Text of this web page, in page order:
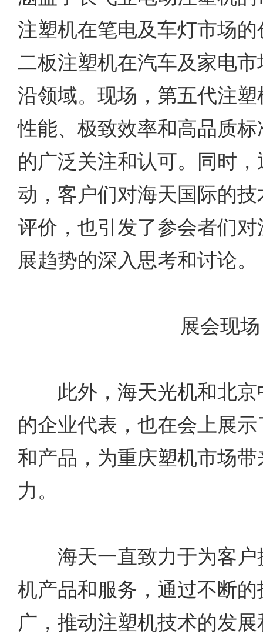
注塑机在笔电及车灯市场
二板注塑机在汽车及家电
沿领域。现场，第五代注
性能、极致效率和高品质
的广泛关注和认可。同时
动，客户们对海天国际的
评价，也引发了参会者们
展趋势的深入思考和讨论。
展会现场
此外，海天光机和北京
的企业代表，也在会上展
和产品，为重庆塑机市场
力。
海天一直致力于为客户
机产品和服务，通过不断
广，推动注塑机技术的发